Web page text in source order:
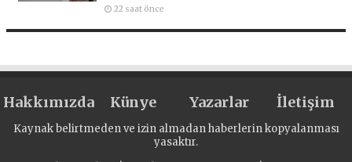
22 saat önce
Hakkımızda Künye Yazarlar İletişim
Kaynak belirtmeden ve izin almadan haberlerin kopyalanması
yasaktır.